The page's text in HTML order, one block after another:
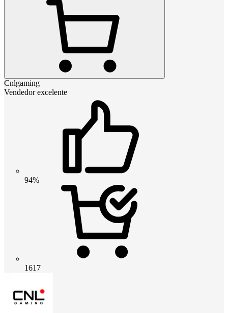
Cnlgaming
Vendedor excelente
94%
1617